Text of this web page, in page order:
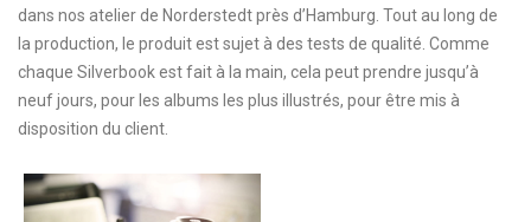
dans nos atelier de Norderstedt près d’Hamburg. Tout au long de
la production, le produit est sujet à des tests de qualité. Comme
chaque Silverbook est fait à la main, cela peut prendre jusqu’à
neuf jours, pour les albums les plus illustrés, pour être mis à
disposition du client.